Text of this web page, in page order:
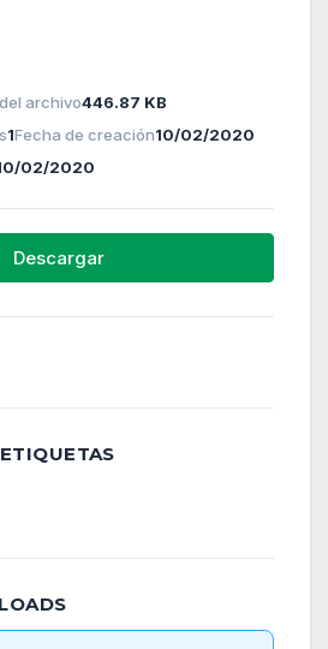
archivo446.87 KB
1Fecha de creación10/02/2020
02/2020
Descargar